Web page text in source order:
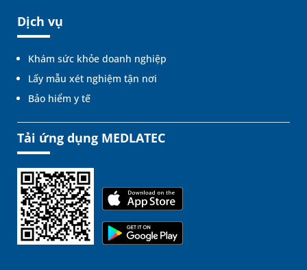
Dịch vụ
Khám sức khỏe doanh nghiệp
Lấy mẫu xét nghiệm tận nơi
Bảo hiểm y tế
Tải ứng dụng MEDLATEC